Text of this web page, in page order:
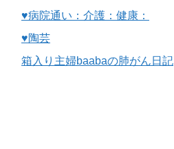
♥病院通い：介護：健康：
♥陶芸
箱入り主婦baabaの肺がん日記